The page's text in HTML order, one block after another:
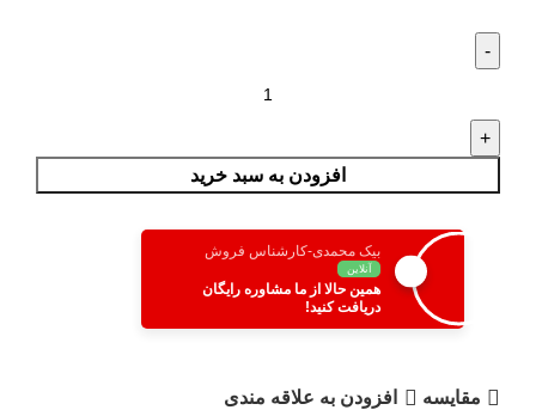
افزودن به سبد خرید
بیک محمدی-کارشناس فروش
آنلاین
همین حالا از ما مشاوره رایگان
دریافت کنید!
مقایسه افزودن به علاقه مندی